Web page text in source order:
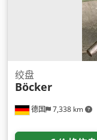
德国 7,338 km
绞盘
Böcker